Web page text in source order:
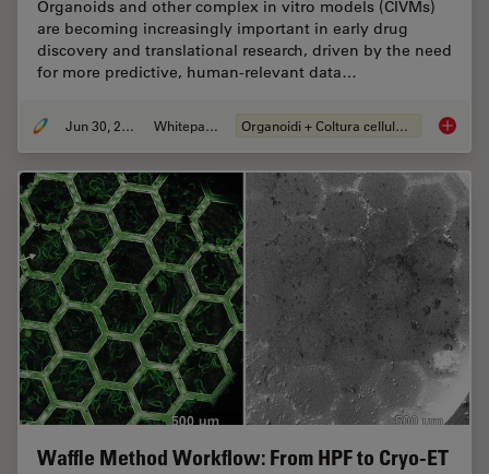
Organoids and other complex in vitro models (CIVMs)
are becoming increasingly important in early drug
discovery and translational research, driven by the need
for more predictive, human-relevant data…
Jun 30, 2026 Whitepaper Organoidi + Coltura cellulare 3D
Waffle Method Workflow: From HPF to Cryo-ET